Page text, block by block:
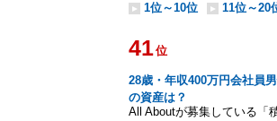
1位～10位 11位～20
41位
28歳・年収400万円会社員
の資産は？
All Aboutが募集している「